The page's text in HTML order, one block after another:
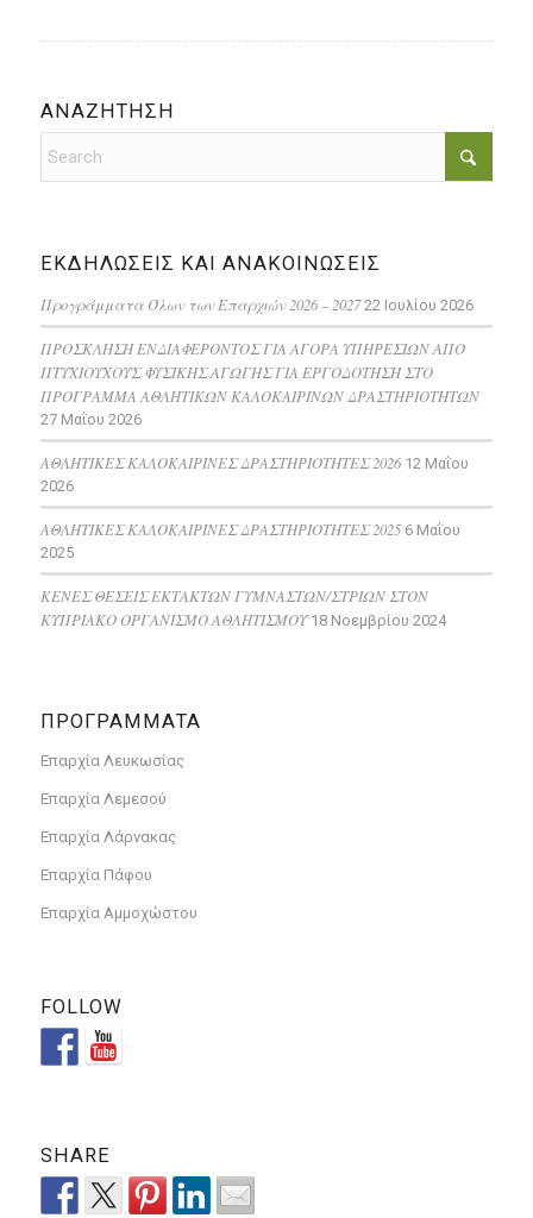
ΑΝΑΖΗΤΗΣΗ
ΕΚΔΗΛΩΣΕΙΣ ΚΑΙ ΑΝΑΚΟΙΝΩΣΕΙΣ
Προγράμματα Όλων των Επαρχιών 2026 – 2027 22 Ιουλίου 2026
ΠΡΟΣΚΛΗΣΗ ΕΝΔΙΑΦΕΡΟΝΤΟΣ ΓΙΑ ΑΓΟΡΑ ΥΠΗΡΕΣΙΩΝ ΑΠΟ
ΠΤΥΧΙΟΥΧΟΥΣ ΦΥΣΙΚΗΣ ΑΓΩΓΗΣ ΓΙΑ ΕΡΓΟΔΟΤΗΣΗ ΣΤΟ
ΠΡΟΓΡΑΜΜΑ ΑΘΛΗΤΙΚΩΝ ΚΑΛΟΚΑΙΡΙΝΩΝ ΔΡΑΣΤΗΡΙΟΤΗΤΩΝ
27 Μαΐου 2026
ΑΘΛΗΤΙΚΕΣ ΚΑΛΟΚΑΙΡΙΝΕΣ ΔΡΑΣΤΗΡΙΟΤΗΤΕΣ 2026 12 Μαΐου
2026
ΑΘΛΗΤΙΚΕΣ ΚΑΛΟΚΑΙΡΙΝΕΣ ΔΡΑΣΤΗΡΙΟΤΗΤΕΣ 2025 6 Μαΐου
2025
ΚΕΝΕΣ ΘΕΣΕΙΣ ΕΚΤΑΚΤΩΝ ΓΥΜΝΑΣΤΩΝ/ΣΤΡΙΩΝ ΣΤΟΝ
ΚΥΠΡΙΑΚΟ ΟΡΓΑΝΙΣΜΟ ΑΘΛΗΤΙΣΜΟΥ 18 Νοεμβρίου 2024
ΠΡΟΓΡΑΜΜΑΤΑ
Επαρχία Λευκωσίας
Επαρχία Λεμεσού
Επαρχία Λάρνακας
Επαρχία Πάφου
Επαρχία Αμμοχώστου
FOLLOW
SHARE